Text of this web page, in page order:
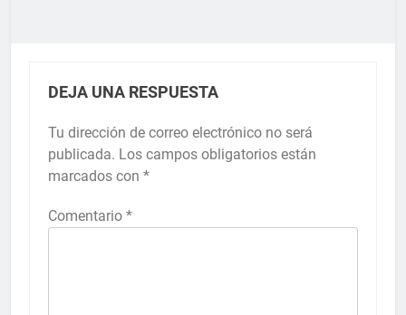
DEJA UNA RESPUESTA
Tu dirección de correo electrónico no será
publicada. Los campos obligatorios están
marcados con *
Comentario *